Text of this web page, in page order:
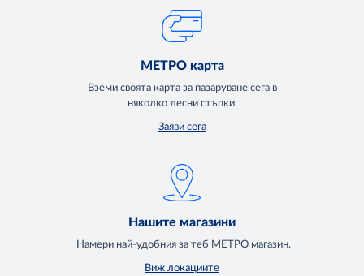
МЕТРО карта
Вземи своята карта за пазаруване сега в
няколко лесни стъпки.
Заяви сега
Нашите магазини
Намери най-удобния за теб МЕТРО магазин.
Виж локациите